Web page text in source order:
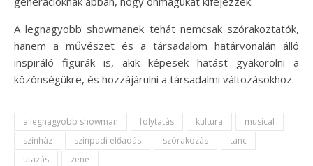
A legnagyobb showmanek tehát nemcsak szórakoztatók,
hanem a művészet és a társadalom határvonalán álló
inspiráló figurák is, akik képesek hatást gyakorolni a
közönségükre, és hozzájárulni a társadalmi változásokhoz.
a legnagyobb showman folytatás kultúra
musical
színház
színpadi előadás szórakozás
tánc
utazás
zene